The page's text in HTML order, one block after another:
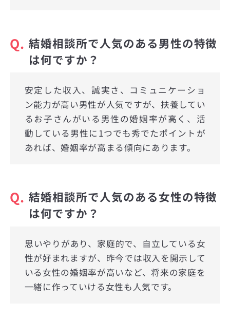
Q. 結婚相談所で人気のある男性の特徴
は何ですか？
安定した収入、誠実さ、コミュニケーショ
ン能力が高い男性が人気ですが、扶養してい
るお子さんがいる男性の婚姻率が高く、活
動している男性に1つでも秀でたポイントが
あれば、婚姻率が高まる傾向にあります。
Q. 結婚相談所で人気のある女性の特徴
は何ですか？
思いやりがあり、家庭的で、自立している女
性が好まれますが、昨今では収入を開示して
いる女性の婚姻率が高いなど、将来の家庭を
一緒に作っていける女性も人気です。